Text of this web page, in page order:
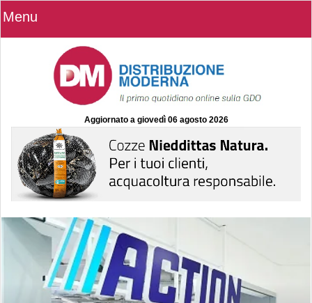
Menu
Aggiornato a giovedì 06 agosto 2026